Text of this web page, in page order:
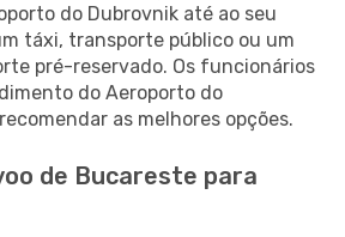
do Dubrovnik até ao seu
táxi, transporte público ou um
pré-reservado. Os funcionários
do Aeroporto do
as melhores opções.
de Bucareste para